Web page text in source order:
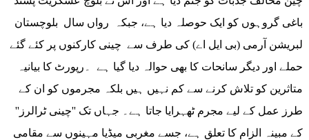
باغی گروہوں کو ایک حوصلہ دیا ہے، جبکہ رواں سال بلوچستان
لبریشن آرمی (بی ایل اے) کی طرف سے چینی کارکنوں پر کئے گئے
حملے اور دیگر سانحات کا بھی حوالہ دیا گیا ہے ۔رپورٹ کا بیانیہ
متاثرین کو تلاش کرنے سے کم نہیں ہیں بلکہ مجرموں کو ان کے
طرز عمل کے لیے مجرم ٹھہرایا جاتا ہے۔ جہاں تک ''چینی ٹرالرز''
کے مبینہ الزام کا تعلق ہے، جسے مغربی میڈیا مہینوں سے مقامی